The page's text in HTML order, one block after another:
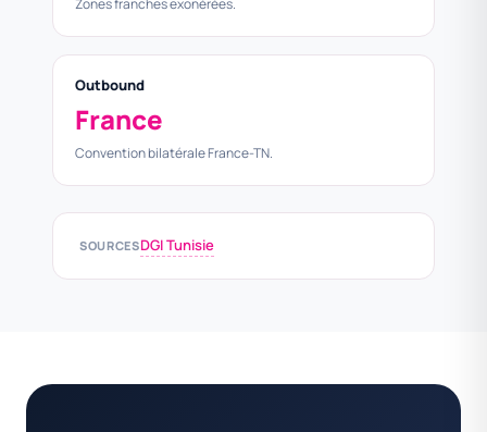
Zones franches exonérées.
Outbound
France
Convention bilatérale France-TN.
SOURCESDGI Tunisie